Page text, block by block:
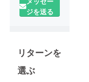
ジを送る
リターンを
選ぶ